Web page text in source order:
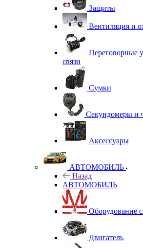
Защиты
Вентиляция и
Переговорные
связи
Сумки
Секундомеры и
Аксессуары
АВТОМОБИЛЬ
Назад
АВТОМОБИЛЬ
Оборудование
Двигатель